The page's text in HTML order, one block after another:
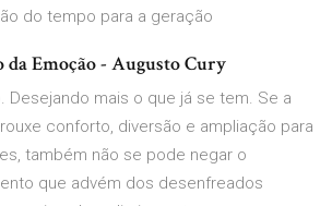
do tempo para a geração
da Emoção - Augusto Cury
Desejando mais o que já se tem. Se a
conforto, diversão e ampliação para
também não se pode negar o
que advém dos desenfreados